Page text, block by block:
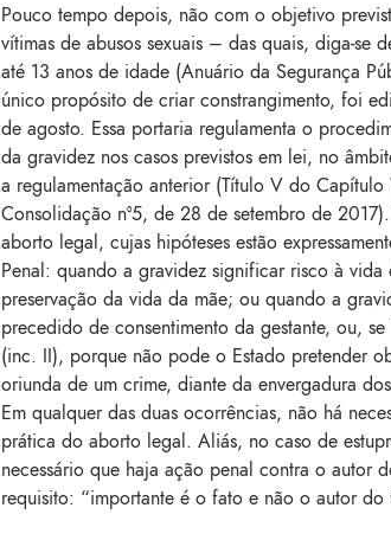
Pouco tempo depois, não com o objetivo
vítimas de abusos sexuais – das quais, diga-se
até 13 anos de idade (Anuário da Segurança
único propósito de criar constrangimento, foi
de agosto. Essa portaria regulamenta o
da gravidez nos casos previstos em lei, no
a regulamentação anterior (Título V do
Consolidação nº5, de 28 de setembro de
aborto legal, cujas hipóteses estão
Penal: quando a gravidez significar risco à
preservação da vida da mãe; ou quando a
precedido de consentimento da gestante, ou,
(inc. II), porque não pode o Estado pretender
oriunda de um crime, diante da envergadura
Em qualquer das duas ocorrências, não há
prática do aborto legal. Aliás, no caso de
necessário que haja ação penal contra o autor
requisito: “importante é o fato e não o autor